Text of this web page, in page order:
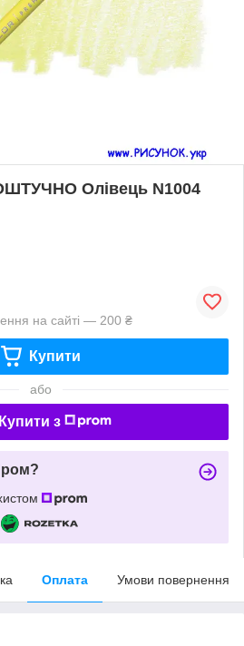
Олівець N1004
на сайті — 200 ₴
Купити
або
Купити з
Оплата Умови повернення